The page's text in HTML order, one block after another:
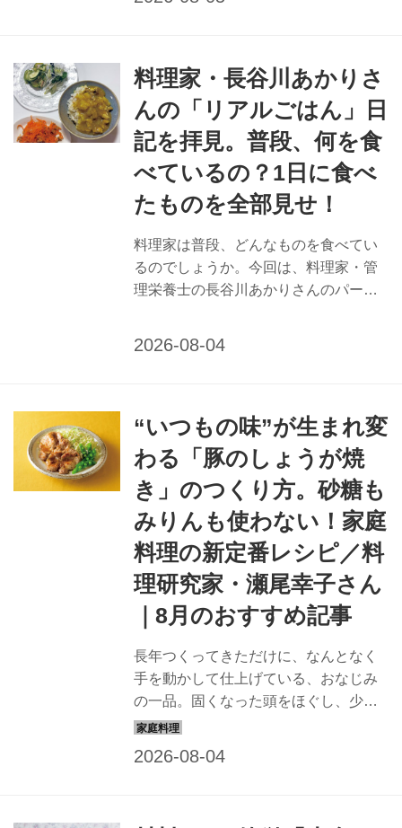
料理家・長谷川あかりさ
んの「リアルごはん」日
記を拝見。普段、何を食
べているの？1日に食べ
たものを全部見せ！
料理家は普段、どんなものを食べてい
るのでしょうか。今回は、料理家・管
理栄養士の長谷川あかりさんのパーソ
ん、仕事後の夕食まで、飾らない日々
の食卓を紹介します。
“いつもの味”が生まれ変
わる「豚のしょうが焼
き」のつくり方。砂糖も
みりんも使わない！家庭
料理の新定番レシピ／料
理研究家・瀬尾幸子さん
｜8月のおすすめ記事
長年つくってきただけに、なんとなく
手を動かして仕上げている、おなじみ
の一品。固くなった頭をほぐし、少し
手順を変えたなら、“いつもの味”が新た